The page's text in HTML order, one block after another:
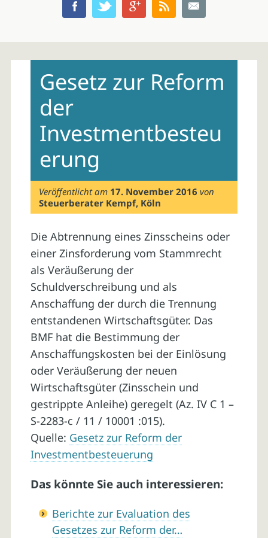
contentGesetz zur Reform
der
Investmentbesteu
erung
Veröffentlicht am 17. November 2016 von
Steuerberater Kempf, Köln
Die Abtrennung eines Zinsscheins oder
einer Zinsforderung vom Stammrecht
als Veräußerung der
Schuldverschreibung und als
Anschaffung der durch die Trennung
entstandenen Wirtschaftsgüter. Das
BMF hat die Bestimmung der
Anschaffungskosten bei der Einlösung
oder Veräußerung der neuen
Wirtschaftsgüter (Zinsschein und
gestrippte Anleihe) geregelt (Az. IV C 1 –
S-2283-c / 11 / 10001 :015).
Quelle: Gesetz zur Reform der
Investmentbesteuerung
Das könnte Sie auch interessieren:
Berichte zur Evaluation des
Gesetzes zur Reform der…